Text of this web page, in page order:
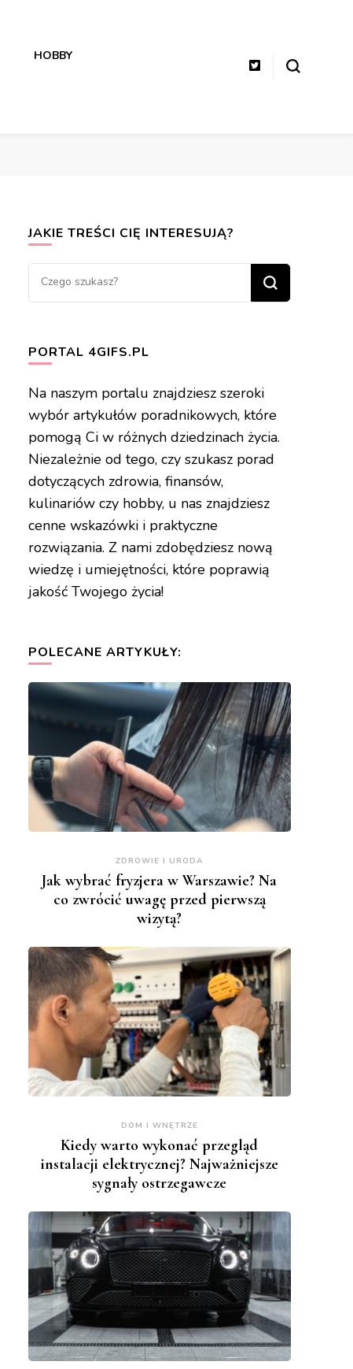
HOBBY
JAKIE TREŚCI CIĘ INTERESUJĄ?
Szukasz
czegoś?
PORTAL 4GIFS.PL
Na naszym portalu znajdziesz szeroki
wybór artykułów poradnikowych, które
pomogą Ci w różnych dziedzinach życia.
Niezależnie od tego, czy szukasz porad
dotyczących zdrowia, finansów,
kulinariów czy hobby, u nas znajdziesz
cenne wskazówki i praktyczne
rozwiązania. Z nami zdobędziesz nową
wiedzę i umiejętności, które poprawią
jakość Twojego życia!
POLECANE ARTYKUŁY:
ZDROWIE I URODA
Jak wybrać fryzjera w Warszawie? Na
co zwrócić uwagę przed pierwszą
wizytą?
DOM I WNĘTRZE
Kiedy warto wykonać przegląd
instalacji elektrycznej? Najważniejsze
sygnały ostrzegawcze